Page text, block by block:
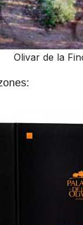
Olivar de la